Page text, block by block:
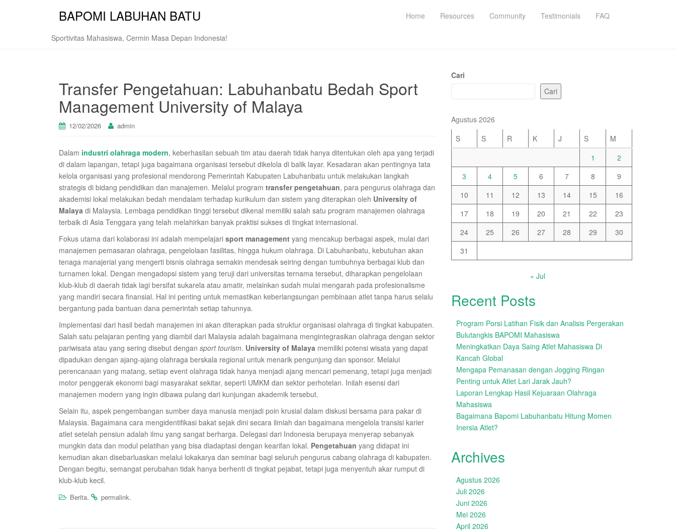
BAPOMI LABUHAN BATU
Sportivitas Mahasiswa, Cermin Masa Depan Indonesia!
Home Resources Community Testimonials FAQ
Transfer Pengetahuan: Labuhanbatu Bedah Sport
Management University of Malaya
12/02/2026 admin
Dalam industri olahraga modern, keberhasilan sebuah tim atau daerah tidak hanya ditentukan oleh apa yang terjadi
di dalam lapangan, tetapi juga bagaimana organisasi tersebut dikelola di balik layar. Kesadaran akan pentingnya tata
kelola organisasi yang profesional mendorong Pemerintah Kabupaten Labuhanbatu untuk melakukan langkah
strategis di bidang pendidikan dan manajemen. Melalui program transfer pengetahuan, para pengurus olahraga dan
akademisi lokal melakukan bedah mendalam terhadap kurikulum dan sistem yang diterapkan oleh University of
Malaya di Malaysia. Lembaga pendidikan tinggi tersebut dikenal memiliki salah satu program manajemen olahraga
terbaik di Asia Tenggara yang telah melahirkan banyak praktisi sukses di tingkat internasional.
Fokus utama dari kolaborasi ini adalah mempelajari sport management yang mencakup berbagai aspek, mulai dari
manajemen pemasaran olahraga, pengelolaan fasilitas, hingga hukum olahraga. Di Labuhanbatu, kebutuhan akan
tenaga manajerial yang mengerti bisnis olahraga semakin mendesak seiring dengan tumbuhnya berbagai klub dan
turnamen lokal. Dengan mengadopsi sistem yang teruji dari universitas ternama tersebut, diharapkan pengelolaan
klub-klub di daerah tidak lagi bersifat sukarela atau amatir, melainkan sudah mulai mengarah pada profesionalisme
yang mandiri secara finansial. Hal ini penting untuk memastikan keberlangsungan pembinaan atlet tanpa harus selalu
bergantung pada bantuan dana pemerintah setiap tahunnya.
Implementasi dari hasil bedah manajemen ini akan diterapkan pada struktur organisasi olahraga di tingkat kabupaten.
Salah satu pelajaran penting yang diambil dari Malaysia adalah bagaimana mengintegrasikan olahraga dengan sektor
pariwisata atau yang sering disebut dengan sport tourism. University of Malaya memiliki potensi wisata yang dapat
dipadukan dengan ajang-ajang olahraga berskala regional untuk menarik pengunjung dan sponsor. Melalui
perencanaan yang matang, setiap event olahraga tidak hanya menjadi ajang mencari pemenang, tetapi juga menjadi
motor penggerak ekonomi bagi masyarakat sekitar, seperti UMKM dan sektor perhotelan. Inilah esensi dari
manajemen modern yang ingin dibawa pulang dari kunjungan akademik tersebut.
Selain itu, aspek pengembangan sumber daya manusia menjadi poin krusial dalam diskusi bersama para pakar di
Malaysia. Bagaimana cara mengidentifikasi bakat sejak dini secara ilmiah dan bagaimana mengelola transisi karier
atlet setelah pensiun adalah ilmu yang sangat berharga. Delegasi dari Indonesia berupaya menyerap sebanyak
mungkin data dan modul pelatihan yang bisa diadaptasi dengan kearifan lokal. Pengetahuan yang didapat ini
kemudian akan disebarluaskan melalui lokakarya dan seminar bagi seluruh pengurus cabang olahraga di kabupaten.
Dengan begitu, semangat perubahan tidak hanya berhenti di tingkat pejabat, tetapi juga menyentuh akar rumput di
klub-klub kecil.
Berita. permalink.
Cari
Cari
Agustus 2026
S
S R K J S
M
1
2
3
4 5 6 7 8
9
10
11 12 13 14 15
16
17
18 19 20 21 22
23
24
25 26 27 28 29
30
31
« Jul
Recent Posts
Program Porsi Latihan Fisik dan Analisis Pergerakan
Bulutangkis BAPOMI Mahasiswa
Meningkatkan Daya Saing Atlet Mahasiswa Di
Kancah Global
Mengapa Pemanasan dengan Jogging Ringan
Penting untuk Atlet Lari Jarak Jauh?
Laporan Lengkap Hasil Kejuaraan Olahraga
Mahasiswa
Bagaimana Bapomi Labuhanbatu Hitung Momen
Inersia Atlet?
Archives
Agustus 2026
Juli 2026
Juni 2026
Mei 2026
April 2026